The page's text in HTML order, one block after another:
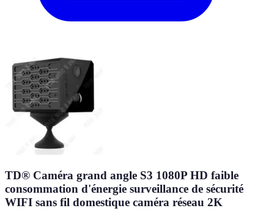
TD® Caméra grand angle S3 1080P HD faible
consommation d'énergie surveillance de sécurité
WIFI sans fil domestique caméra réseau 2K